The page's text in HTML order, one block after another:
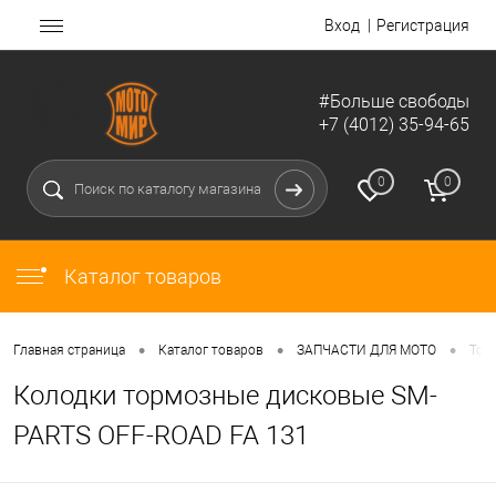
Вход Регистрация
#Больше свободы
+7 (4012) 35-94-65
0 0
Каталог товаров
Главная страница • Каталог товаров • ЗАПЧАСТИ ДЛЯ МОТО •
Колодки тормозные дисковые SM-
PARTS OFF-ROAD FA 131